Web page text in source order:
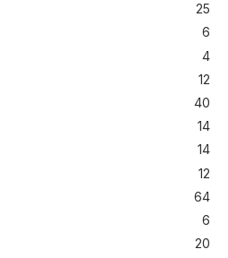
25
6
4
12
40
14
14
12
64
6
20